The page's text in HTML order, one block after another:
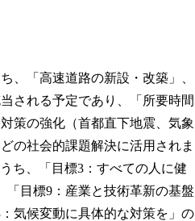
、「高速道路の新設・改築」、
される予定であり、「所要時間
策の強化（首都直下地震、気象
の社会的課題解決に活用されま
ち、「目標3：すべての人に健
「目標9：産業と技術革新の基盤
気候変動に具体的な対策を」の